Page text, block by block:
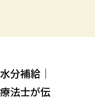
分補給｜
法士が伝